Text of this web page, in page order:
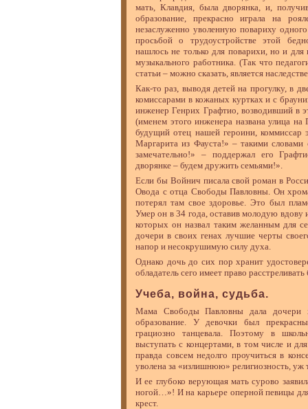
мать, Клавдия, была дворянка, и,
образование, прекрасно играла на
незаслуженно уволенную повариху
просьбой о трудоустройстве этой
нашлось не только для поварихи, но и для
музыкального работника. (Так что
статьи – можно сказать, является
Как-то раз, выводя детей на прогулку, в
комиссарами в кожаных куртках и с
инженер Генрих Графтио, возводивший в
(именем этого инженера названа улица на
будущий отец нашей героини, коммиссар
Маргарита из Фауста!» – такими
замечательно!» – поддержал его
дворянке – будем дружить семьями!».
Если бы Войнич писала свой роман в
Овода с отца Свободы Павловны. Он
потерял там свое здоровье. Это был
Умер он в 34 года, оставив молодую вдову
которых он назвал таким желанным для
дочери в своих генах лучшие черты
напор и несокрушимую силу духа.
Однако дочь до сих пор хранит
обладатель сего имеет право расстреливать
Учеба, война, судьба.
Мама Свободы Павловны дала дочери
образование. У девочки был
грациозно танцевала. Поэтому в
выступать с концертами, в том числе и
правда совсем недолго проучиться в
уволена за «излишнюю» религиозность, уж
И ее глубоко верующая мать сурово
ногой…»! И на карьере оперной певицы
крест.